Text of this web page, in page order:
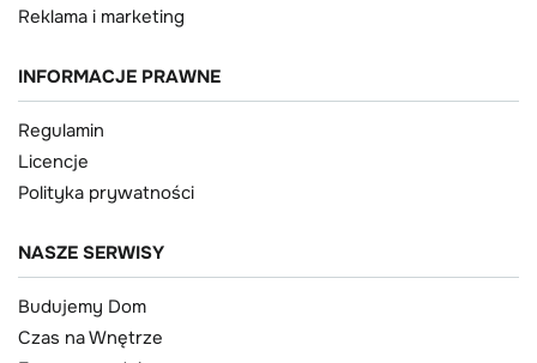
Reklama i marketing
INFORMACJE PRAWNE
Regulamin
Licencje
Polityka prywatności
NASZE SERWISY
Budujemy Dom
Czas na Wnętrze